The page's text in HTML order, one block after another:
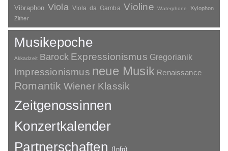
Vibraphon Viola Viola da Gamba Violine Waterphone
Xylophon
Zither
Musikepoche
Akkadzeit Barock Expressionismus Gregorianik
Impressionismus neue Musik Renaissance
Romantik Wiener Klassik
Zeitgenossinnen
Konzertkalender
Partnerschaften(Info)